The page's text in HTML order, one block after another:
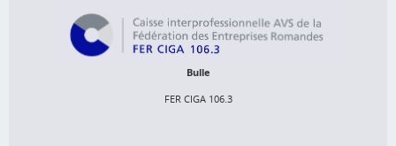
Bulle
FER CIGA 106.3
Rue Condémine 56
Postfach 2226
1630 Bulle 2
026 919 87 40